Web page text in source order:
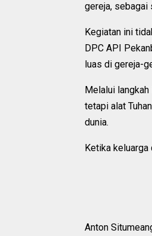
gereja, sebagai
Kegiatan ini
DPC API
luas di gereja-
Melalui
tetapi alat
dunia.
Ketika keluarga
Anton